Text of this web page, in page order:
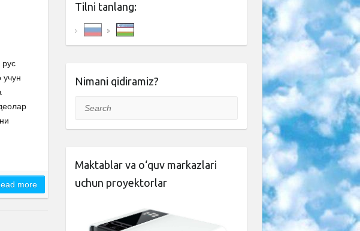
more
Tilni tanlang:
Nimani qidiramiz?
Search
Maktablar va o‘quv markazlari
uchun proyektorlar